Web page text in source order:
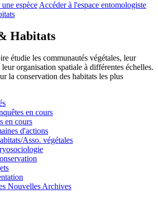
espèce Accéder à l'espace entomologiste
Habitats
étudie les communautés végétales, leur
organisation spatiale à différentes échelles.
la conservation des habitats les plus
en cours
en cours
d'actions
Asso. végétales
Nouvelles Archives